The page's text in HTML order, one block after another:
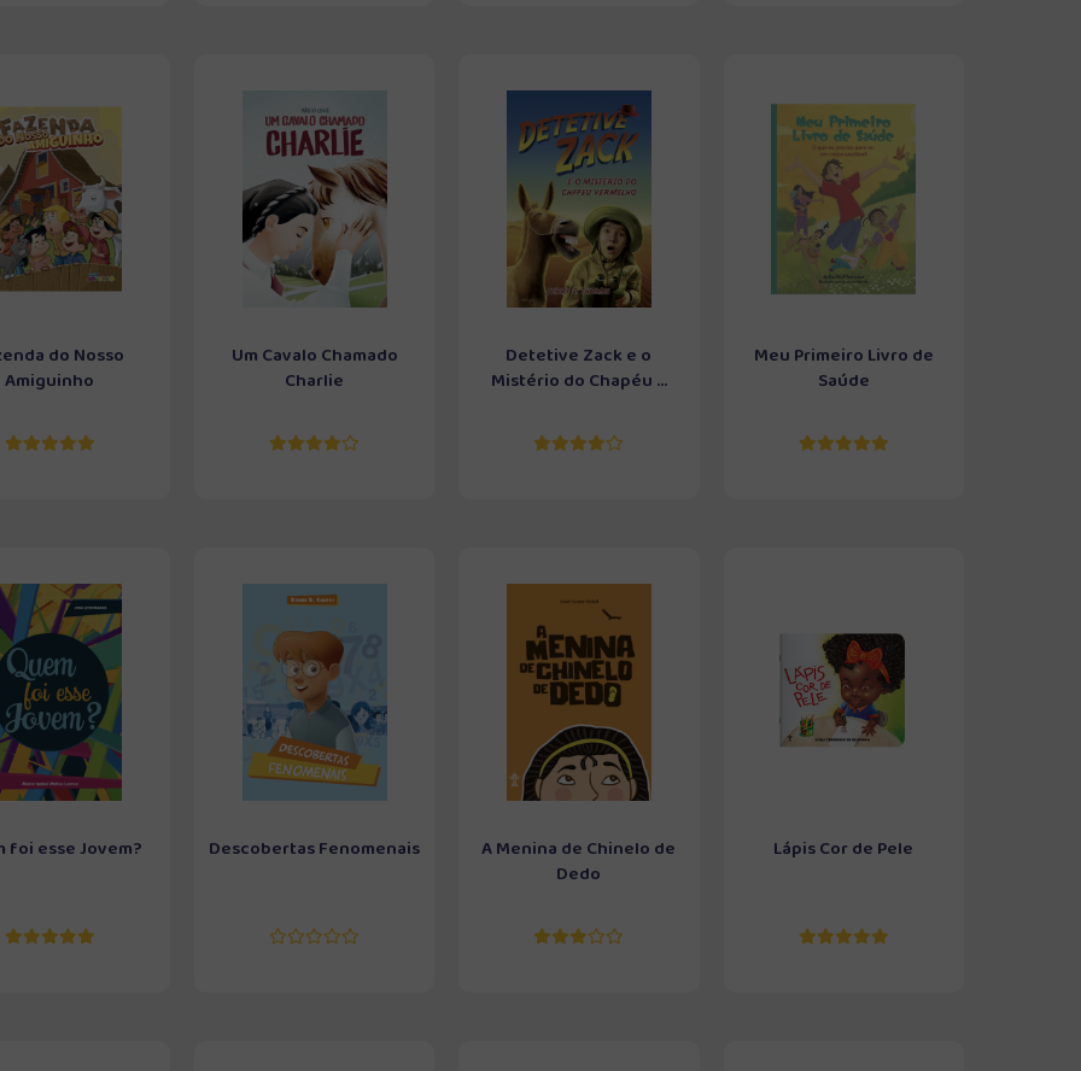
do Nosso
Amiguinho
Um Cavalo Chamado
Charlie
Detetive Zack e o
Mistério do Chapéu ...
Meu Primeiro Livro de
Saúde
foi esse Jovem? Descobertas Fenomenais
A Menina de Chinelo de
Dedo
Lápis Cor de Pele